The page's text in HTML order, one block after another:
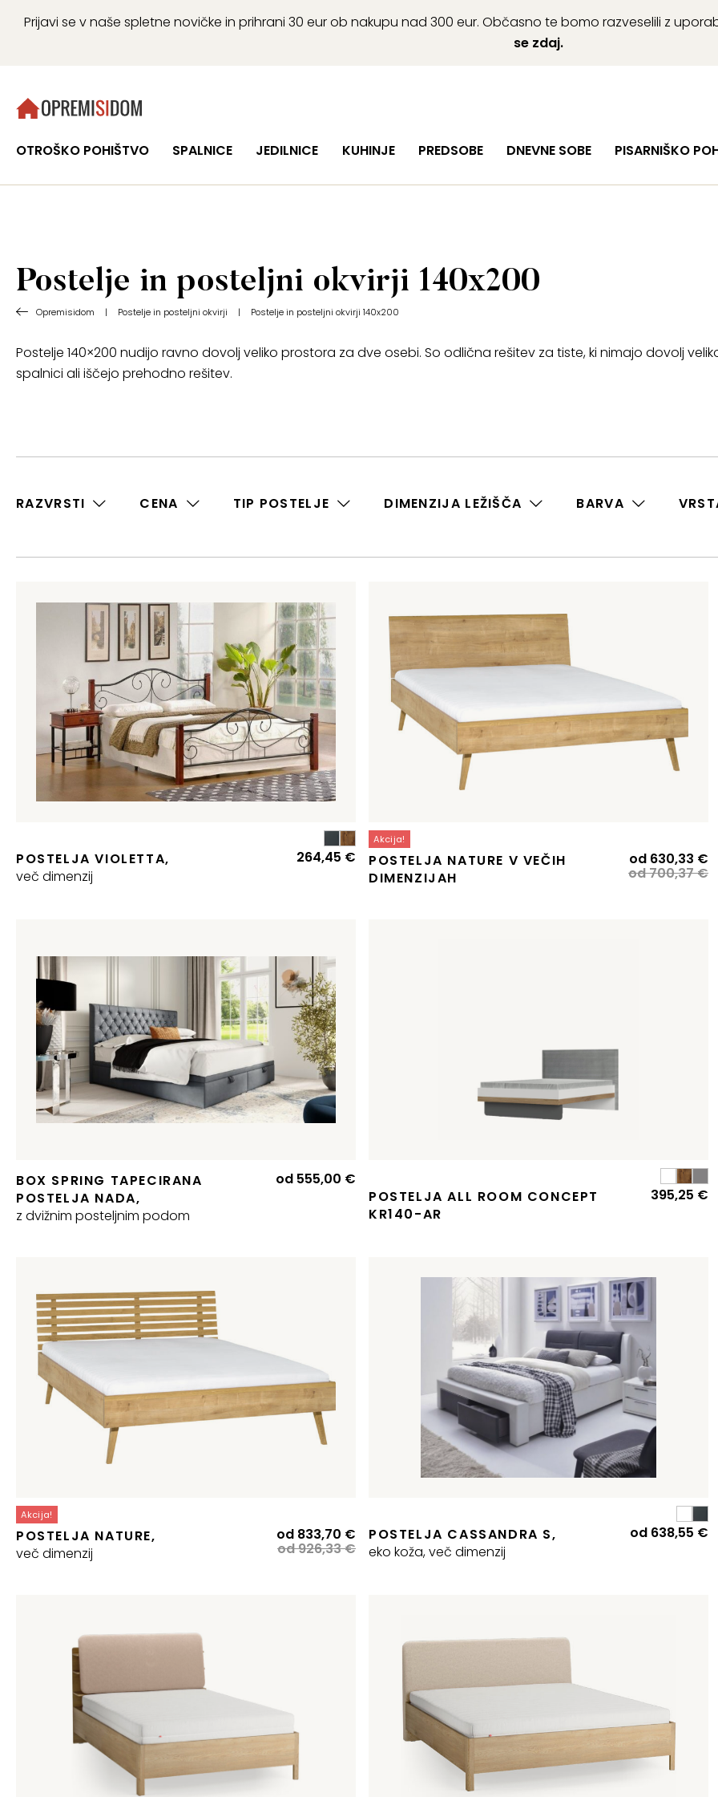
Prijavi se v naše spletne novičke in prihrani 30 eur ob nakupu nad 300 eur. Občasno te bomo razveselili z
se zdaj.
OTROŠKO POHIŠTVO SPALNICE JEDILNICE KUHINJE PREDSOBE DNEVNE SOBE PISARNIŠKO
Postelje in posteljni okvirji 140x200
Opremisidom | Postelje in posteljni okvirji | Postelje in posteljni okvirji 140x200
Postelje 140×200 nudijo ravno dovolj veliko prostora za dve osebi. So odlična rešitev za tiste, ki nimajo dovolj
spalnici ali iščejo prehodno rešitev.
POSTELJA VIOLETTA,
več dimenzij
264,45 €
Akcija!
POSTELJA NATURE V VEČIH
DIMENZIJAH
od700,37€
od 630,33 €
BOX SPRING TAPECIRANA
POSTELJA NADA,
z dvižnim posteljnim podom
od 555,00 €
POSTELJA ALL ROOM CONCEPT
KR140-AR
395,25 €
Akcija!
POSTELJA NATURE,
več dimenzij
od926,33€
Izvirna
cena
od 833,70 €Trenutna
cena
POSTELJA CASSANDRA S,
eko koža, več dimenzij
od 638,55 €
RAZVRSTI CENA TIP POSTELJE DIMENZIJA LEŽIŠČA BARVA